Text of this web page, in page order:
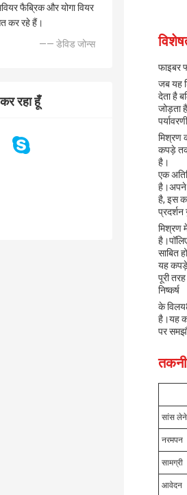
फैब्रिक और योगा वियर
कर रहे हैं।
—— डेविड जोन्स
रहा हूँ
फाइबर
जब यह
देता है
जोड़ता
मिश्रण
कपड़े
है।
एक
है।अपने
है, इस
मिश्रण
साबित
यह कपड़े
पूरी
निष्कर्ष
के विलय
है।यह
पर
सांस लेने
नरमपन
सामग्री
आवेदन